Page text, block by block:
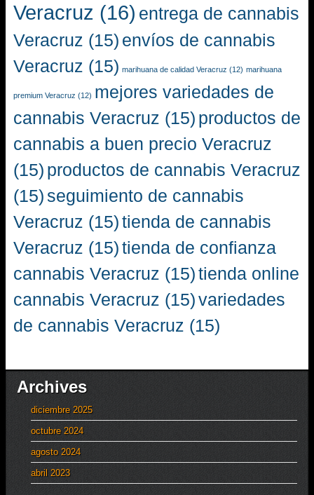
Veracruz (16) entrega de cannabis
Veracruz (15) envíos de cannabis
Veracruz (15) marihuana de calidad Veracruz (12) marihuana
premium Veracruz (12) mejores variedades de
cannabis Veracruz (15) productos de
cannabis a buen precio Veracruz
(15) productos de cannabis Veracruz
(15) seguimiento de cannabis
Veracruz (15)tienda de cannabis
Veracruz (15)tienda de confianza
cannabis Veracruz (15)tienda online
cannabis Veracruz (15)variedades
de cannabis Veracruz (15)
Archives
diciembre 2025
octubre 2024
agosto 2024
abril 2023